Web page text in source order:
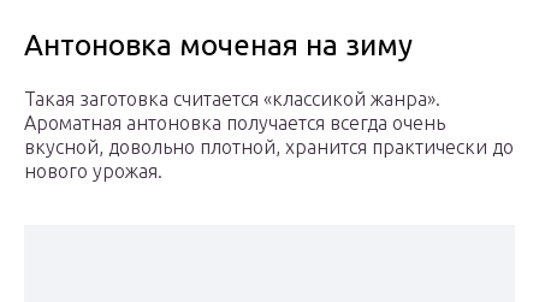
Антоновка моченая на зиму
Такая заготовка считается «классикой жанра».
Ароматная антоновка получается всегда очень
вкусной, довольно плотной, хранится практически до
нового урожая.